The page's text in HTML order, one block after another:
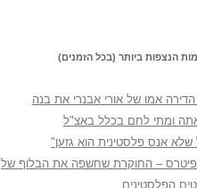
הנצפות ביותר (בכל הזמנים)
אמו של אורי אבנרי את בנה
ומתי לחם בכלל באצ"ל
שלא אנס פלסטינית הוא גזען"
פיטרס – החוקרת שחשפה את הבלוף של
הפלסטינים